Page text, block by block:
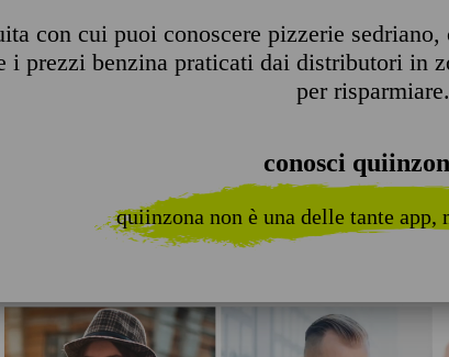
con cui puoi conoscere pizzerie
i prezzi benzina praticati dai distributori in
per risparmiare.
conosci
quiinzona non è una delle tante app,